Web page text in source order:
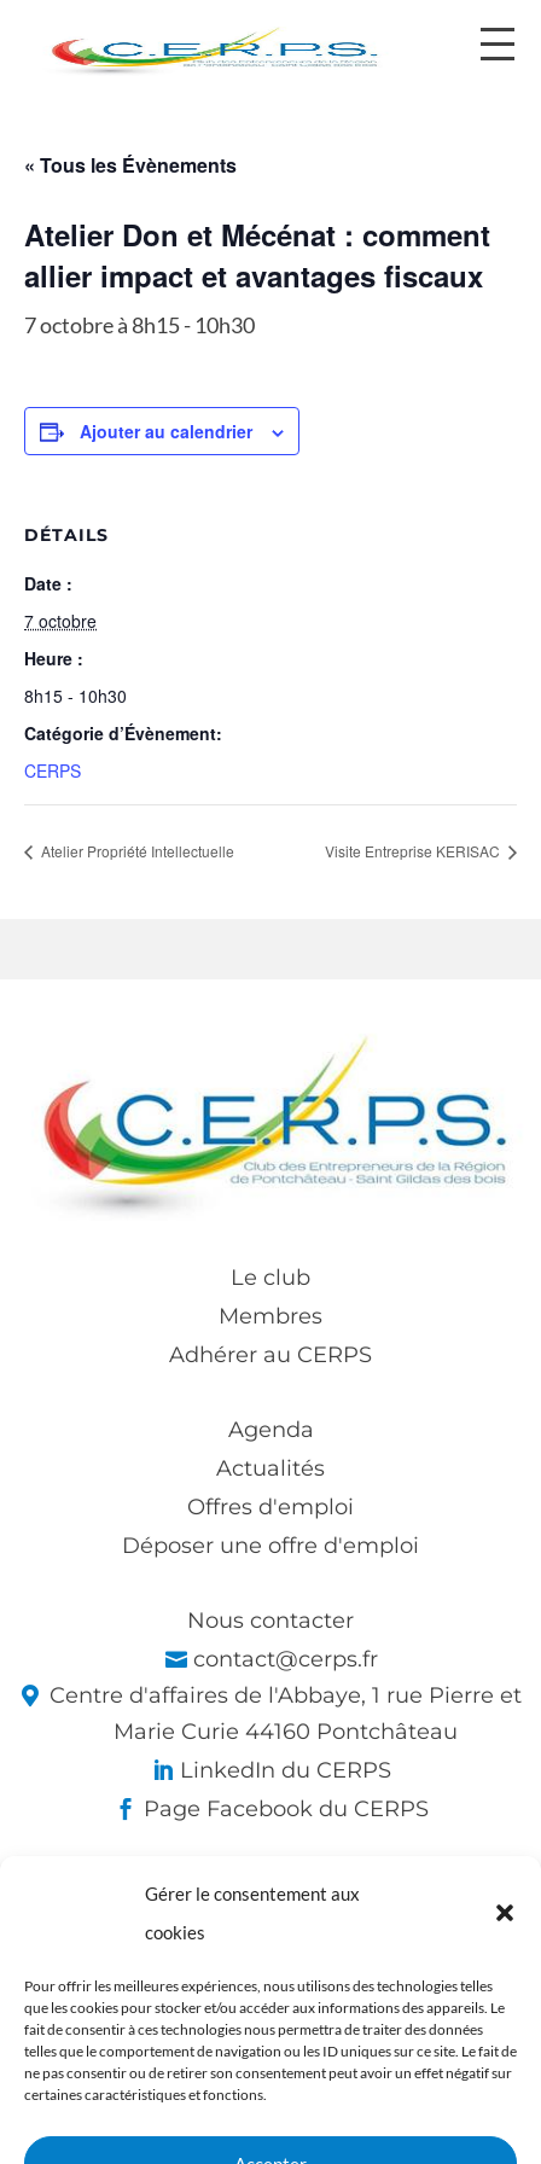
Gérer le consentement aux
cookies
Pour offrir les meilleures expériences, nous utilisons des technologies telles
que les cookies pour stocker et/ou accéder aux informations des appareils. Le
fait de consentir à ces technologies nous permettra de traiter des données
telles que le comportement de navigation ou les ID uniques sur ce site. Le fait de
ne pas consentir ou de retirer son consentement peut avoir un effet négatif sur
certaines caractéristiques et fonctions.
« Tous les Évènements
Atelier Don et Mécénat : comment
allier impact et avantages fiscaux
7 octobre à 8h15- 10h30
Ajouter au calendrier
DÉTAILS
Date :
7 octobre
Heure :
8h15 - 10h30
Catégorie d’Évènement:
CERPS
Atelier Propriété Intellectuelle Visite Entreprise KERISAC
Le club
Membres
Adhérer au CERPS
Agenda
Actualités
Offres d'emploi
Déposer une offre d'emploi
Nous contacter
contact@cerps.fr
Centre d'affaires de l'Abbaye, 1 rue Pierre et
Marie Curie 44160 Pontchâteau
LinkedIn du CERPS
Page Facebook du CERPS
Nos partenaires :